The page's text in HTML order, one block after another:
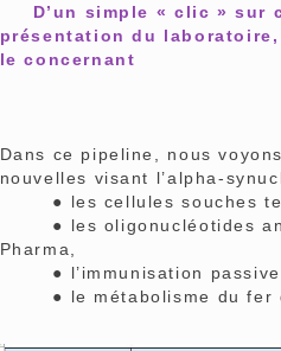
D’un simple « clic » sur
présentation du
le concernant
Dans ce pipeline, nous
nouvelles visant l’alpha-
● les cellules souches
● les oligonucléotides
Pharma,
● l’immunisation passive
● le métabolisme du fer